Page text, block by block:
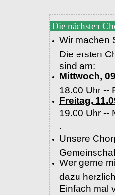
Die nächsten
Wir machen
Die ersten
sind am:
Mittwoch,
18.00 Uhr --
Freitag,
19.00 Uhr --
.
Unsere
Wer gerne
dazu
Einfach mal